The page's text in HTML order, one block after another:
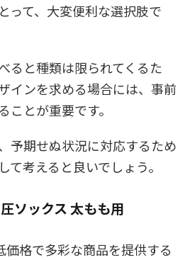
って、大変便利な選択肢で
ると種類は限られてくるた
インを求める場合には、事前
ことが重要です。
予期せぬ状況に対応するため
て考えると良いでしょう。
ソックス 太もも用
価格で多彩な商品を提供する